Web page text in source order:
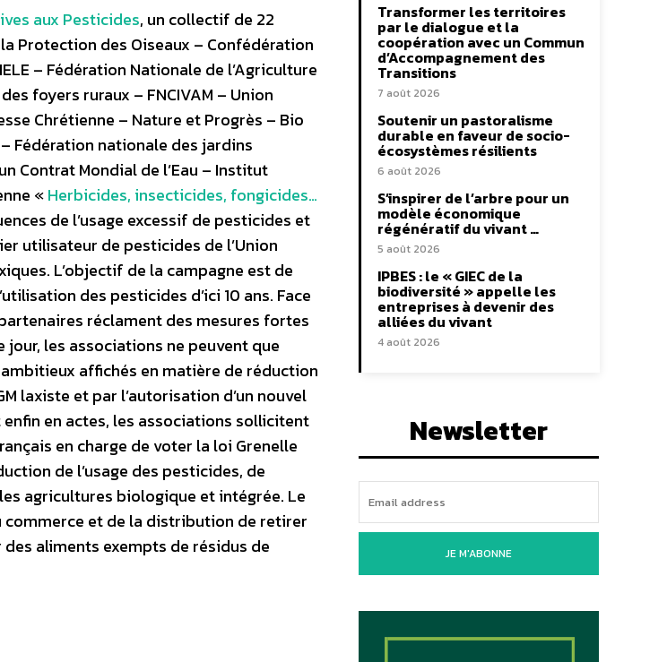
aux Pesticides, un collectif de 22
Protection des Oiseaux – Confédération
– Fédération Nationale de l’Agriculture
foyers ruraux – FNCIVAM – Union
Chrétienne – Nature et Progrès – Bio
Fédération nationale des jardins
Contrat Mondial de l’Eau – Institut
«Herbicides, insecticides, fongicides…
de l’usage excessif de pesticides et
utilisateur de pesticides de l’Union
L’objectif de la campagne est de
des pesticides d’ici 10 ans. Face
réclament des mesures fortes
les associations ne peuvent que
affichés en matière de réduction
laxiste et par l’autorisation d’un nouvel
en actes, les associations sollicitent
en charge de voter la loi Grenelle
de l’usage des pesticides, de
agricultures biologique et intégrée. Le
et de la distribution de retirer
aliments exempts de résidus de
Transformer les territoires
par le dialogue et la
coopération avec un Commun
d’Accompagnement des
Transitions
7 août 2026
Soutenir un pastoralisme
durable en faveur de socio-
écosystèmes résilients
6 août 2026
S’inspirer de l’arbre pour un
modèle économique
régénératif du vivant …
5 août 2026
IPBES : le « GIEC de la
biodiversité » appelle les
entreprises à devenir des
alliées du vivant
4 août 2026
Newsletter
JE M'ABONNE